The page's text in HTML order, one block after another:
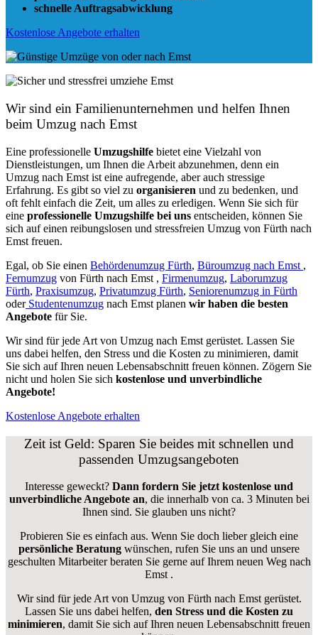
schnelle Auftragsabwicklung
Kostenlose Angebote erhalten
Wir sind ein Familienunternehmen und helfen Ihnen
beim Umzug nach Emst
Eine professionelle Umzugshilfe bietet eine Vielzahl von
Dienstleistungen, um Ihnen die Arbeit abzunehmen, denn ein
Umzug nach Emst ist eine aufregende, aber auch stressige
Erfahrung. Es gibt so viel zu organisieren und zu bedenken, und
oft fehlt einfach die Zeit, um alles zu erledigen. Wenn Sie sich für
eine professionelle Umzugshilfe bei uns entscheiden, können Sie
sich auf einen reibungslosen und stressfreien Umzug von Fürth nach
Emst freuen.
Egal, ob Sie einen Behördenumzug Fürth, Büroumzug nach Emst ,
Fernumzug von Fürth nach Emst , Firmenumzug, Laborumzug
Fürth, Praxisumzug, Privatumzug Fürth, Seniorenumzug in Fürth
oderStudentenumzug nach Emst planen wir haben die besten
Angebote für Sie.
Wir sind für jede Art von Umzug nach Emst gerüstet. Lassen Sie
uns dabei helfen, den Stress und die Kosten zu minimieren, damit
Sie sich auf Ihren neuen Lebensabschnitt freuen können. Zögern Sie
nicht und holen Sie sich kostenlose und unverbindliche
Angebote!
Kostenlose Angebote erhalten
Zeit ist Geld: Sparen Sie beides mit schnellen und
passenden Umzugsangeboten
Interesse geweckt? Dann fordern Sie jetzt kostenlose und
unverbindliche Angebote an, die innerhalb von ca. 3 Minuten bei
Ihnen sind. Sie glauben uns nicht?
Probieren Sie es einfach aus. Wenn Sie doch lieber gleich eine
persönliche Beratung wünschen, rufen Sie uns an und unsere
geschulten Mitarbeiter beraten Sie gerne auf Ihrem neuen Weg nach
Emst .
Wir sind für jede Art von Umzug von Fürth nach Emst gerüstet.
Lassen Sie uns dabei helfen, den Stress und die Kosten zu
minimieren, damit Sie sich auf Ihren neuen Lebensabschnitt freuen